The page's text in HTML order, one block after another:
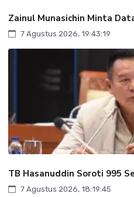
Zainul Munasichin Minta
7 Agustus 2026, 19:43:19
TB Hasanuddin Soroti 995
7 Agustus 2026, 18:19:45